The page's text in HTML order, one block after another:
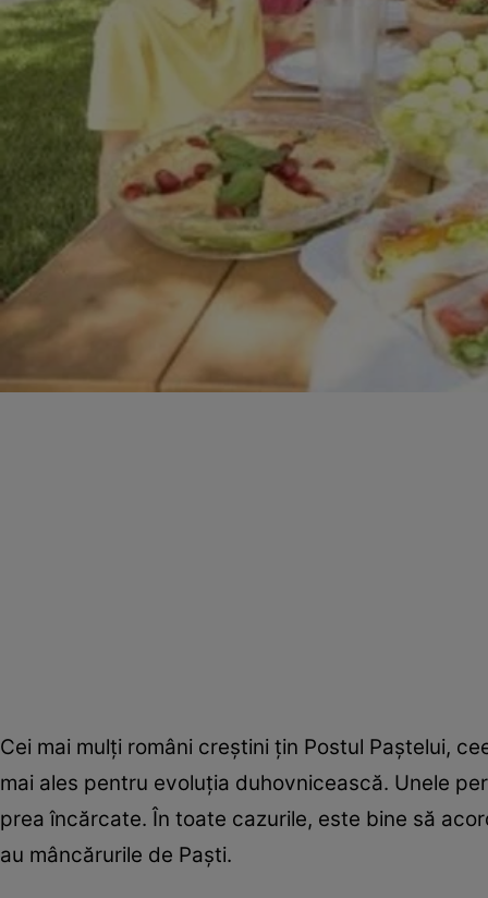
Cei mai mulţi români creştini ţin Postul Paştelui,
mai ales pentru evoluţia duhovnicească. Unele
prea încărcate. În toate cazurile, este bine să
au mâncărurile de Paşti.